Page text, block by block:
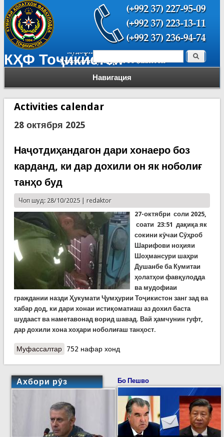
КҲФ Тоҷикистон
Навигация
Форма поиска Поиск
Activities calendar
28 октября 2025
Наҷотдиҳандагон дари хонаеро боз
карданд, ки дар дохили он як ноболиғ
танҳо буд
Чоп шуд: 28/10/2025 | redaktor
27-октябри соли 2025,
соати 23:51 дақиқа як
сокини кӯчаи Сӯҳроб
Шарифови ноҳияи
Шоҳмансури шаҳри
Душанбе ба Кумитаи
ҳолатҳои фавқулодда
ва мудофиаи
граждании назди Ҳукумати Ҷумҳурии Тоҷикистон занг зад ва
хабар дод, ки дари хонаи истиқоматиаш аз дохил баста
шудааст ва наметавонад ворид шавад. Вай ҳамчунин гуфт,
дар дохили хона хоҳари ноболиғаш танҳост.
Муфассалтаро Наҷотдиҳандагон дари хонаеро боз карданд,
752 нафар хонд
Ахбори рӯз Бо Пешво